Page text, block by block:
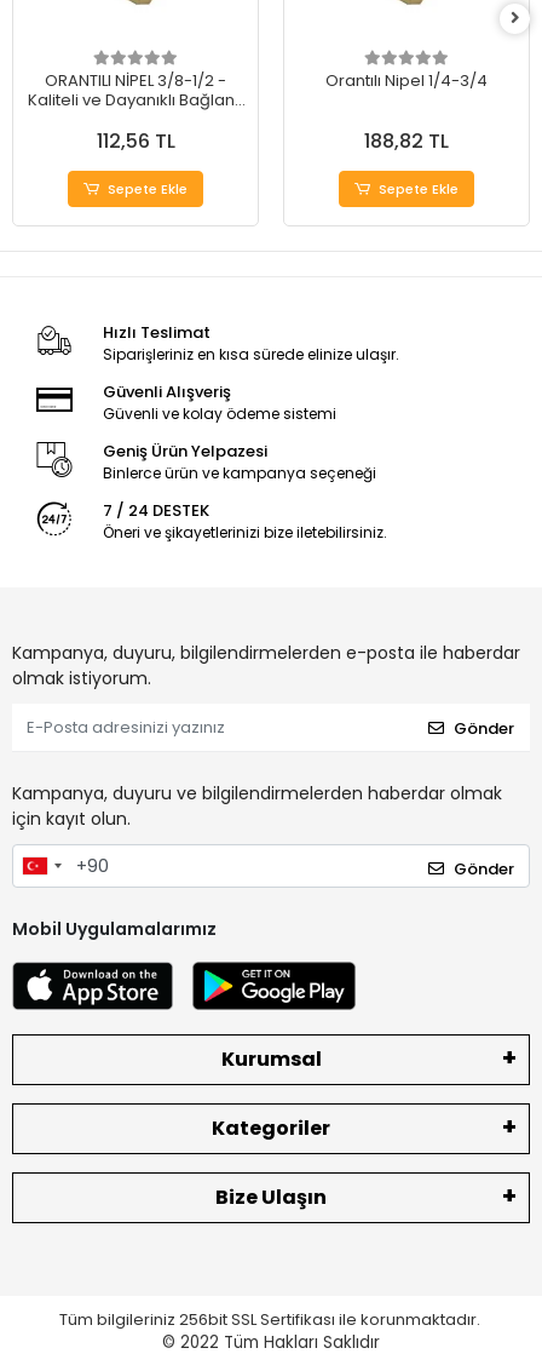
ORANTILI NİPEL 3/8-1/2 -
Kaliteli ve Dayanıklı Bağlantı
112,56 TL
Sepete Ekle
Orantılı Nipel 1/4-3/4
188,82 TL
Sepete Ekle
Hızlı Teslimat
Siparişleriniz en kısa sürede elinize ulaşır.
Güvenli Alışveriş
Güvenli ve kolay ödeme sistemi
Geniş Ürün Yelpazesi
Binlerce ürün ve kampanya seçeneği
7 / 24 DESTEK
Öneri ve şikayetlerinizi bize iletebilirsiniz.
Kampanya, duyuru, bilgilendirmelerden e-posta ile haberdar
olmak istiyorum.
Gönder
Kampanya, duyuru ve bilgilendirmelerden haberdar olmak
için kayıt olun.
Gönder
Mobil Uygulamalarımız
Kurumsal
Kategoriler
Bize Ulaşın
Tüm bilgileriniz 256bit SSL Sertifikası ile korunmaktadır.
© 2022 Tüm Hakları Saklıdır